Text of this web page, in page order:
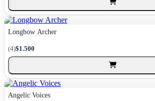
Longbow Archer
(4)$1.500
Angelic Voices